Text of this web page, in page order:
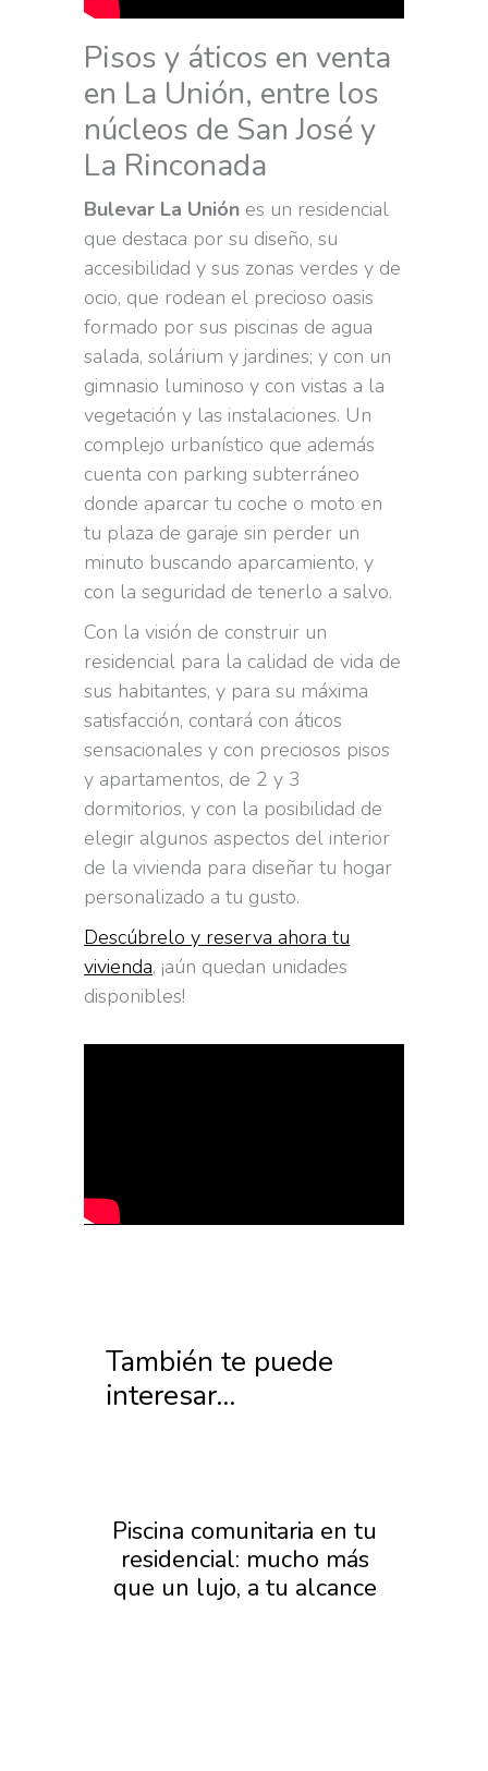
Pisos y áticos en venta
en La Unión, entre los
núcleos de San José y
La Rinconada
Bulevar La Unión es un residencial
que destaca por su diseño, su
accesibilidad y sus zonas verdes y de
ocio, que rodean el precioso oasis
formado por sus piscinas de agua
salada, solárium y jardines; y con un
gimnasio luminoso y con vistas a la
vegetación y las instalaciones. Un
complejo urbanístico que además
cuenta con parking subterráneo
donde aparcar tu coche o moto en
tu plaza de garaje sin perder un
minuto buscando aparcamiento, y
con la seguridad de tenerlo a salvo.
Con la visión de construir un
residencial para la calidad de vida de
sus habitantes, y para su máxima
satisfacción, contará con áticos
sensacionales y con preciosos pisos
y apartamentos, de 2 y 3
dormitorios, y con la posibilidad de
elegir algunos aspectos del interior
de la vivienda para diseñar tu hogar
personalizado a tu gusto.
Descúbrelo y reserva ahora tu
vivienda, ¡aún quedan unidades
disponibles!
También te puede
interesar...
Piscina comunitaria en tu
residencial: mucho más
que un lujo, a tu alcance